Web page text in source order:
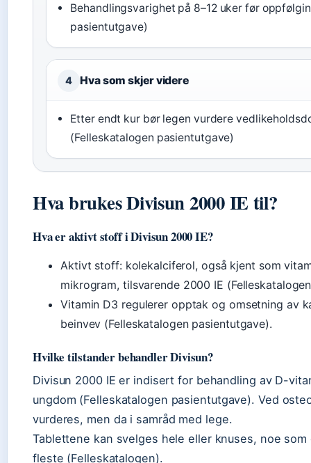
Behandlingsvarighet på 8–12 uker før
pasientutgave)
4 Hva som skjer videre
Etter endt kur bør legen vurdere
(Felleskatalogen pasientutgave)
Hva brukes Divisun 2000 IE til?
Hva er aktivt stoff i Divisun 2000 IE?
Aktivt stoff: kolekalciferol, også kjent som
mikrogram, tilsvarende 2000 IE
Vitamin D3 regulerer opptak og omsetning av
beinvev (Felleskatalogen pasientutgave).
Hvilke tilstander behandler Divisun?
Divisun 2000 IE er indisert for behandling av D-
ungdom (Felleskatalogen pasientutgave). Ved
vurderes, men da i samråd med lege.
Tablettene kan svelges hele eller knuses, noe
fleste (Felleskatalogen).